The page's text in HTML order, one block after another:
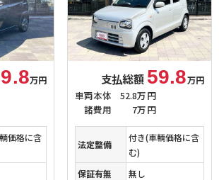
万円
価格に含
支払総額 59.8万円
車両本体
52.8万円
諸費用
7万円
法定整備
付き(車輌価格に含
む)
保証有無
無し